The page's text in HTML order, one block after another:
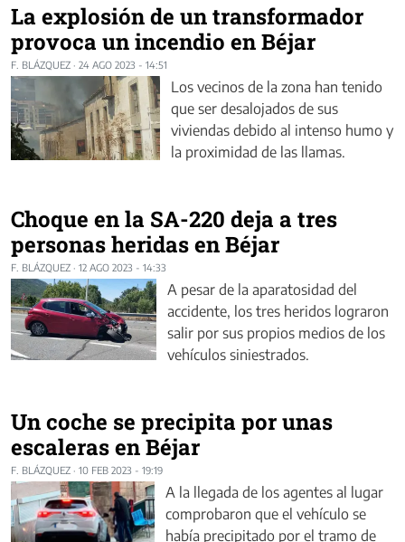
La explosión de un transformador
provoca un incendio en Béjar
F. BLÁZQUEZ · 24 AGO 2023 - 14:51
Los vecinos de la zona han tenido
que ser desalojados de sus
viviendas debido al intenso humo y
la proximidad de las llamas.
Choque en la SA-220 deja a tres
personas heridas en Béjar
F. BLÁZQUEZ · 12 AGO 2023 - 14:33
A pesar de la aparatosidad del
accidente, los tres heridos lograron
salir por sus propios medios de los
vehículos siniestrados.
Un coche se precipita por unas
escaleras en Béjar
F. BLÁZQUEZ · 10 FEB 2023 - 19:19
A la llegada de los agentes al lugar
comprobaron que el vehículo se
había precipitado por el tramo de